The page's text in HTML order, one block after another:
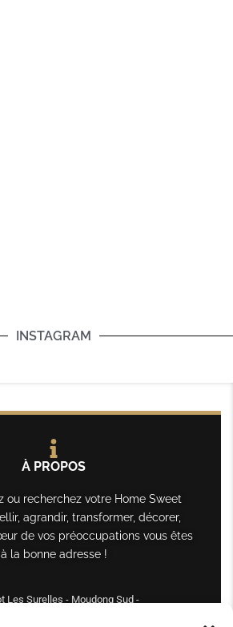
INSTAGRAM
À PROPOS
ou recherchez votre Home Sweet
agrandir, transformer, décorer,
de vos préoccupations vous êtes
à la bonne adresse !
Les Surelles - Moudong Sud -